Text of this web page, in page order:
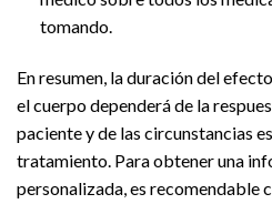
tomando.
En resumen, la duración del
el cuerpo dependerá de la
paciente y de las circunstancias
tratamiento. Para obtener una
personalizada, es recomendable